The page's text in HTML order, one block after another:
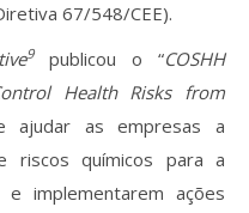
67/548/CEE).
9publicou o “COSHH
Health Risks from
as empresas a
riscos químicos para a
implementarem ações